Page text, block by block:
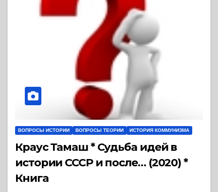
ВОПРОСЫ ИСТОРИИ ВОПРОСЫ ТЕОРИИ ИСТОРИЯ КОММУНИЗМА
Краус Тамаш * Судьба идей в
истории СССР и после… (2020) *
Книга